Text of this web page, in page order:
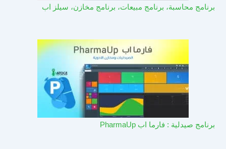
برنامج محاسبة، برنامج مبيعات، برنامج مخازن، سيلز اب
برنامج صيدلية : فارما اب PharmaUp​